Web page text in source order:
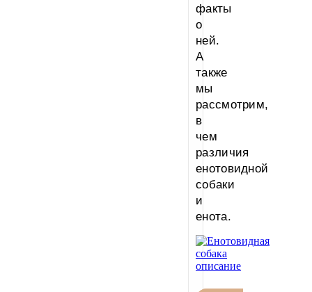
факты
о
ней.
А
также
мы
рассмотрим,
в
чем
различия
енотовидной
собаки
и
енота.